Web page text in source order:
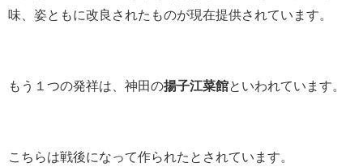
味、姿ともに改良されたものが現在提供されています。
もう１つの発祥は、神田の揚子江菜館といわれています。
こちらは戦後になって作られたとされています。